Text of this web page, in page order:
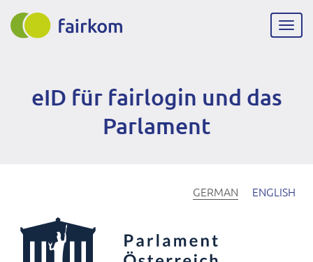
Direkt
zum
eID für fairlogin und das
Parlament
GERMAN ENGLISH